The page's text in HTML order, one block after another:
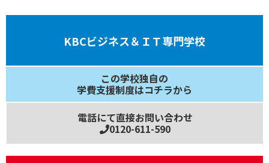
KBCビジネス＆ＩＴ専門学校
この学校独自の
学費支援制度はコチラから
電話にて直接お問い合わせ
0120-611-590